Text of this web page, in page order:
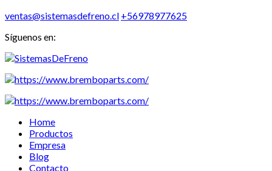
ventas@sistemasdefreno.cl +56978977625
Síguenos en:
Home
Productos
Empresa
Blog
Contacto